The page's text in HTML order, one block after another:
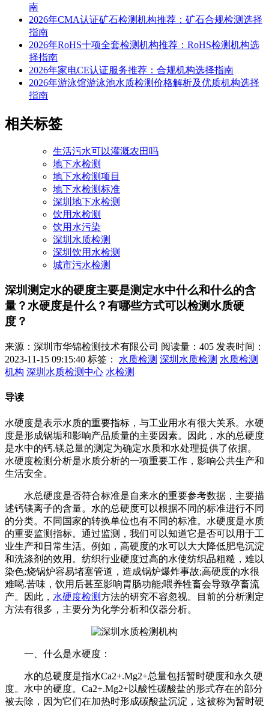
南
2026年CMA认证矿石检测机构推荐：矿石合规检测选择
指南
2026年RoHS十项全套检测机构推荐：RoHS检测机构选
择指南
2026年家电CE认证服务推荐：合规机构选择指南
2026年游泳馆游泳池水质检测价格解析及优质机构选择
指南
相关标签
生活污水可以灌溉农田吗
地下水检测
地下水检测项目
地下水检测标准
深圳地下水检测
饮用水检测
饮用水污染
深圳水质检测
深圳饮用水检测
城市污水检测
深圳测定水的硬度主要是测定水中什么和什么的含
量？水硬度是什么？有哪些方式可以检测水质硬
度？
来源：深圳市华锦检测技术有限公司 阅读量：405 发表时间：
2023-11-15 09:15:40 标签： 水质检测 深圳水质检测 水质检测
机构 深圳水质检测中心 水检测
导读
水硬度是表示水质的重要指标，与工业用水有很大关系。水硬
度是形成锅垢和影响产品质量的主要因素。因此，水的总硬度
是水中的钙.镁总量的测定为确定水质和水处理提供了依据。
水硬度检测分析是水质分析的一项重要工作，影响公共生产和
生活安全。
水总硬度是否符合标准是自来水的重要参考数据，主要描
述钙镁离子的含量。水的总硬度可以根据不同的标准进行不同
的分类。不同国家的转换单位也有不同的标准。水硬度是水质
的重要监测指标。通过监测，我们可以知道它是否可以用于工
业生产和日常生活。例如，高硬度的水可以大大降低肥皂沉淀
和洗涤剂的效用。纺织行业硬度过高的水使纺织品粗糙，难以
染色;烧锅炉容易堵塞管道，造成锅炉爆炸事故;高硬度的水很
难喝.苦味，饮用后甚至影响胃肠功能;喂养牲畜会导致孕畜流
产。因此， 水硬度检测方法的研究不容忽视。目前的分析测定
方法有很多，主要分为化学分析和仪器分析。
一、什么是水硬度：
水的总硬度是指水Ca2+.Mg2+总量包括暂时硬度和永久硬
度。水中的硬度。Ca2+.Mg2+以酸性碳酸盐的形式存在的部分
被去除，因为它们在加热时形成碳酸盐沉淀，这被称为暂时硬